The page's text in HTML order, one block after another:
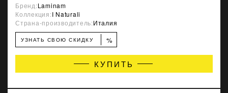
Бренд:Laminam
Коллекция:I Naturali
Страна-производитель:Италия
УЗНАТЬ СВОЮ СКИДКУ %
КУПИТЬ